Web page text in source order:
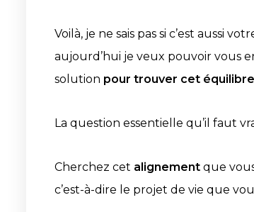
Voilà, je ne sais pas si c’est aussi
aujourd’hui je veux pouvoir vous
solution pour trouver cet équilibre
La question essentielle qu’il faut
Cherchez cet alignement que
c’est-à-dire le projet de vie que